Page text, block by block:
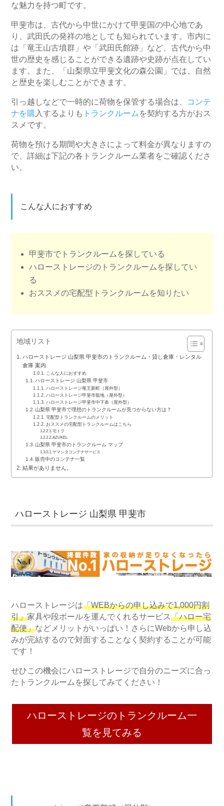
な魅力を持つ町です。
甲斐市は、古代から中世にかけて甲斐国の中心地であ
り、武田氏の発祥の地としても知られています。市内に
は「竜王山古墳群」や「武田氏館跡」など、古代から中
世の歴史を感じることができる遺跡や史跡が点在してい
ます。また、「山梨県立甲斐文化の森公園」では、自然
と歴史を楽しむことができます。
引っ越しなどで一時的に荷物を保管する場合は、 コンテ
ナを購入するよりも トランクルーム を契約する方がおス
スメです。
荷物を預ける期間や大きさによって料金が異なりますの
で、詳細は下記の各トランクルーム業者をご確認くださ
い。
こんな人におすすめ
甲斐市でトランクルームを探している
ハローストレージのトランクルームを探してい
る
おススメの宅配型トランクルームを知りたい
地域リスト
ハローストレージ 山梨県 甲斐市のトランクルーム・貸し倉庫・レンタル
倉庫 案内
こんな人におすすめ
ハローストレージ 山梨県 甲斐市
ハローストレージ竜王新町（屋外型）
ハローストレージ甲斐市龍地（屋外型）
ハローストレージ甲斐市中下条（屋外型）
山梨県 甲斐市で理想のトランクルームが見つからない方は？
宅配型トランクルームのメリット
おススメの宅配型トランクルームはこちら
宅トラ
AZUKEL
山梨県 甲斐市のトランクルーム マップ
ヤマシタコンテナサービス
販売中のコンテナ一覧
結果がありません。
ハローストレージ 山梨県 甲斐市
ハローストレージは「WEBからの申し込みで1,000円割
引」家具や段ボールを運んでくれるサービス「ハロー宅
配便」などメリットがいっぱい！さらにWebから申し込
みが完結するので対面することなく契約することが可能
です！
せひこの機会にハローストレージで自分のニーズに合っ
たトランクルームを探してみてください！
ハローストレージのトランクルーム一
覧を見てみる